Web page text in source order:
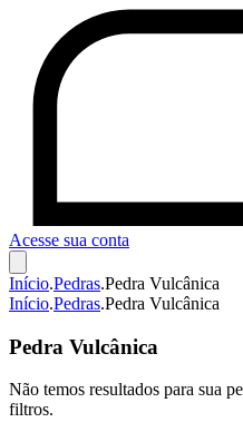
Acesse sua conta
Início.Pedras.Pedra Vulcânica
Início.Pedras.Pedra Vulcânica
Pedra Vulcânica
Não temos resultados para sua
filtros.